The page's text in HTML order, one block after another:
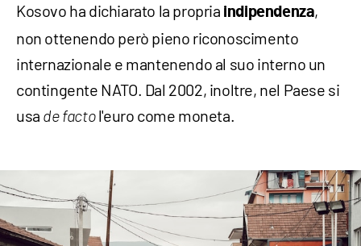
Kosovo ha dichiarato la propria indipendenza,
non ottenendo però pieno riconoscimento
internazionale e mantenendo al suo interno un
contingente NATO. Dal 2002, inoltre, nel Paese si
usa de factol'euro come moneta.